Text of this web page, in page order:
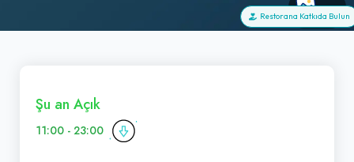
+0
Restorana Katkıda Bulun
Şu an Açık
11:00 - 23:00